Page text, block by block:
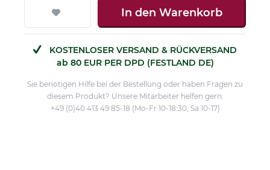
In den Warenkorb
KOSTENLOSER VERSAND & RÜCKVERSAND
ab 80 EUR PER DPD (FESTLAND DE)
Sie benötigen Hilfe bei der Bestellung oder haben Fragen zu
diesem Produkt? Unsere Mitarbeiter helfen gern:
+49 (0)40 413 49 85-18 (Mo-Fr 10-18:30, Sa 10-17)